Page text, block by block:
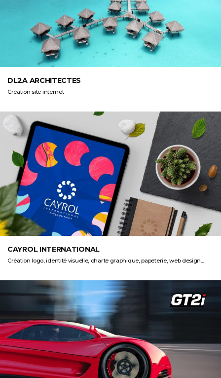
DL2A ARCHITECTES
Création site internet
CAYROL INTERNATIONAL
Création logo, identité visuelle, charte graphique, papeterie, web design...